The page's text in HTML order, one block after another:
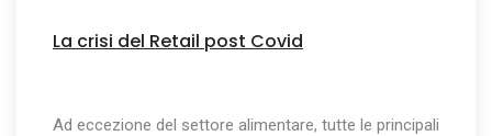
La crisi del Retail post Covid
Ad eccezione del settore alimentare, tutte le principali